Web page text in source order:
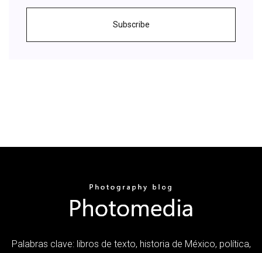
Subscribe
Palabras clave: libros de texto, historia de México, política,